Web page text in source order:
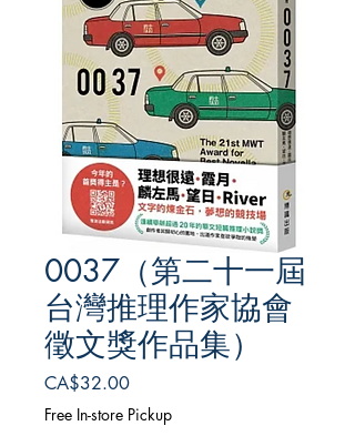
0037（第二十一屆
台灣推理作家協會
徵文獎作品集）
CA$32.00Price
Free In-store Pickup